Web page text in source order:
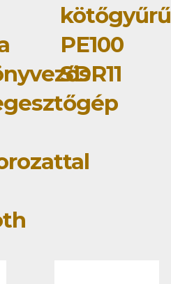
kötőgyűrű
PE100
SDR11